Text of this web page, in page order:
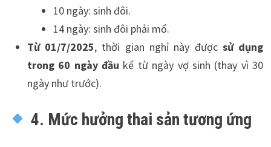
10 ngày: sinh đôi.
14 ngày: sinh đôi phải mổ.
Từ 01/7/2025, thời gian nghỉ này được sử dụng
trong 60 ngày đầu kể từ ngày vợ sinh (thay vì 30
ngày như trước).
4. Mức hưởng thai sản tương ứng